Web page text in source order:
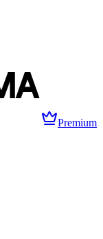
Premium